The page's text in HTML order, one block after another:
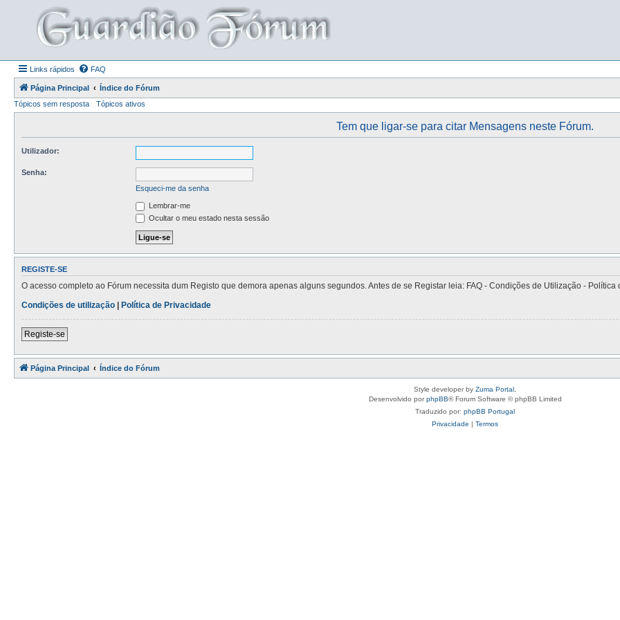
Links rápidos FAQ
Página Principal
Índice do Fórum
Tópicos sem resposta
Tópicos ativos
Tem que ligar-se para citar Mensagens neste Fórum.
Utilizador:
Senha:
Esqueci-me da senha
Lembrar-me
Ocultar o meu estado nesta sessão
REGISTE-SE
O acesso completo ao Fórum necessita dum Registo que demora apenas alguns segundos. Antes de se Registar leia: FAQ - Condições de Utilização -
Condições de utilização | Política de Privacidade
Registe-se
Página Principal Índice do Fórum
Style developer by Zuma Portal
Desenvolvido porphpBB® Forum Software © phpBB Limited
Traduzido por: phpBB Portugal
Privacidade | Termos